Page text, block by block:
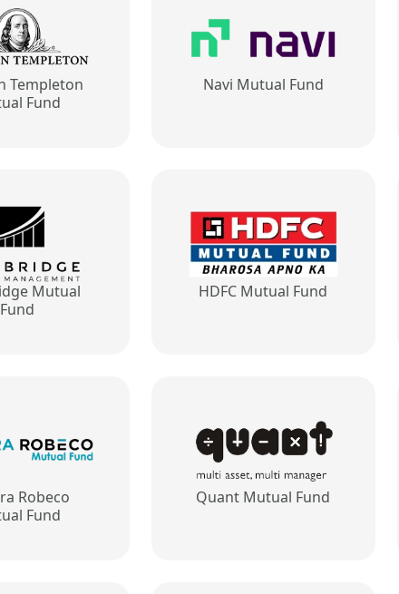
Templeton
Fund
Navi Mutual Fund
Mutual
Fund
HDFC Mutual Fund
Robeco
Fund
Quant Mutual Fund